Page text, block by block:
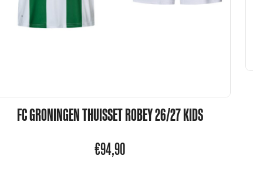
FC GRONINGEN THUISSET ROBEY 26/27 KIDS
€94,90